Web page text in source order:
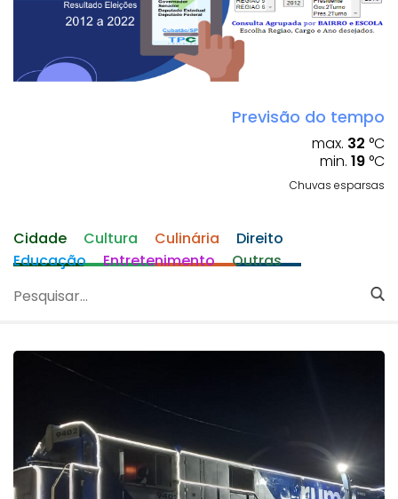
Previsão do tempo
max. 32 °C
min. 19 °C
Chuvas esparsas
Cidade Cultura Culinária
Direito
Educação
Entretenimento Outras